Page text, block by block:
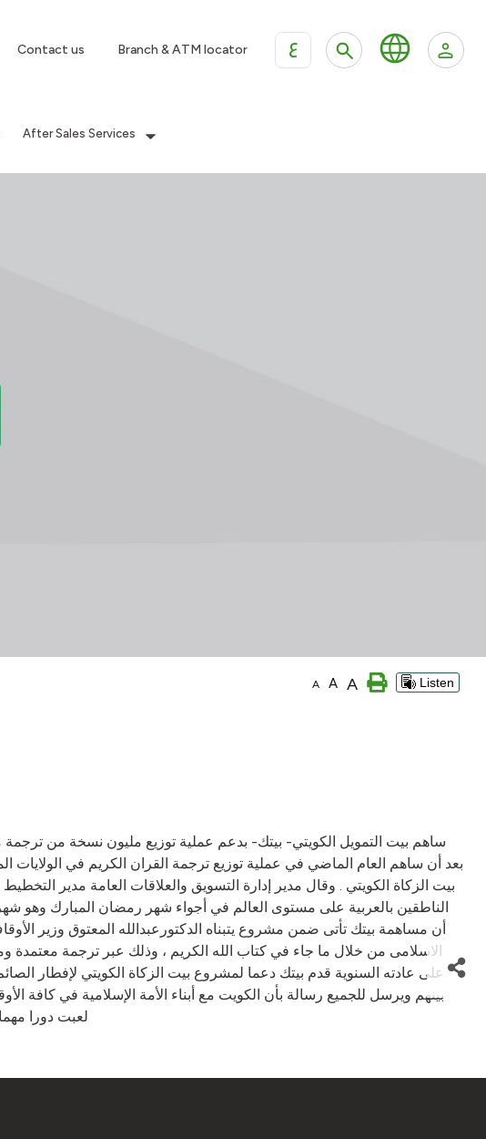
Contact us Branch & ATM locator ع
After Sales Services
A A A Listen
ساهم بيت التمويل الكويتي- بيتك- بدعم عملية توزيع مليون نسخة من ترجمة
بعد أن ساهم العام الماضي في عملية توزيع ترجمة القران الكريم في
بيت الزكاة الكويتي . وقال مدير إدارة التسويق والعلاقات العامة مدير
الناطقين بالعربية على مستوى العالم في أجواء شهر رمضان المبارك وهو
أن مساهمة بيتك تأتى ضمن مشروع يتبناه الدكتورعبدالله المعتوق وزير
الاسلامى من خلال ما جاء في كتاب الله الكريم ، وذلك عبر ترجمة
على عادته السنوية قدم بيتك دعما لمشروع بيت الزكاة الكويتي لإفطار
بينهم ويرسل للجميع رسالة بأن الكويت مع أبناء الأمة الإسلامية في كافة
لعبت دورا